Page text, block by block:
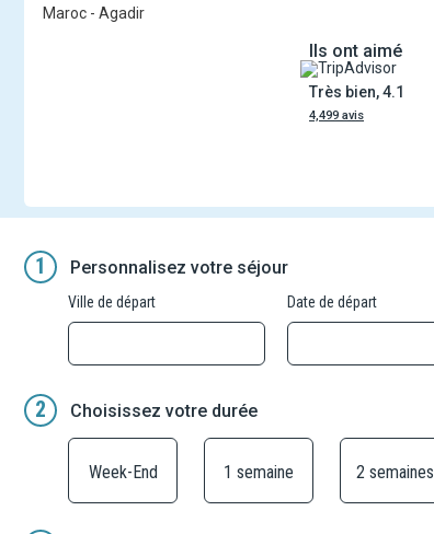
Maroc - Agadir
Ils ont aimé
Très bien, 4.1
4,499 avis
1 Personnalisez votre séjour
Ville de départ Date de départ
2 Choisissez votre durée
Week-End 1 semaine 2 semaines